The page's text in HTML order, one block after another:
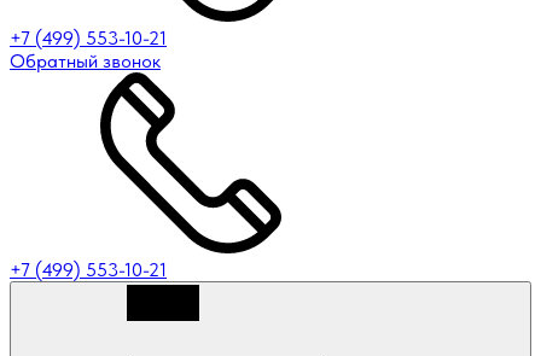
+7 (499) 553-10-21
Обратный звонок
+7 (499) 553-10-21